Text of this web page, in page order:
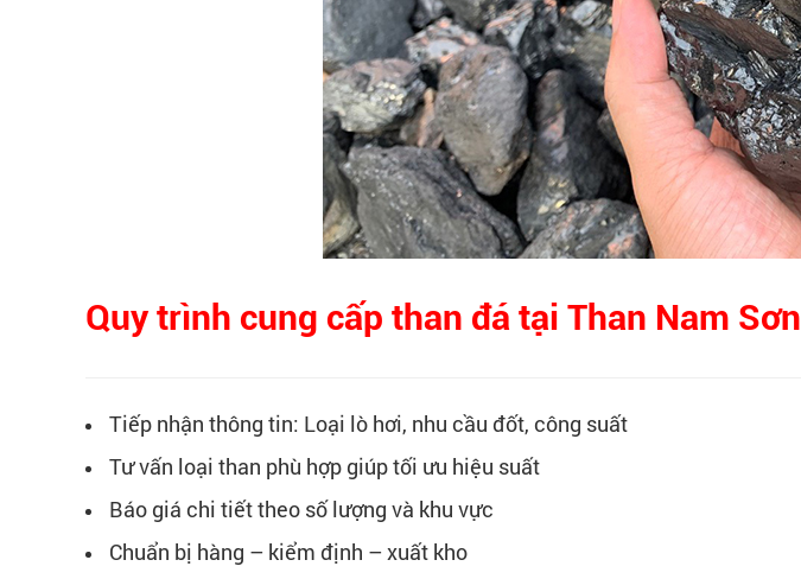
Quy trình cung cấp than đá tại Than Nam Sơn
Tiếp nhận thông tin: Loại lò hơi, nhu cầu đốt, công suất
Tư vấn loại than phù hợp giúp tối ưu hiệu suất
Báo giá chi tiết theo số lượng và khu vực
Chuẩn bị hàng – kiểm định – xuất kho